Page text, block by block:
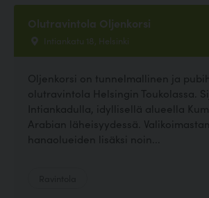
Olutravintola Oljenkorsi
Intiankatu 18, Helsinki
Oljenkorsi on tunnelmallinen ja
olutravintola Helsingin Toukolassa.
Intiankadulla, idyllisellä alueella
Arabian läheisyydessä.
hanaolueiden lisäksi noin...